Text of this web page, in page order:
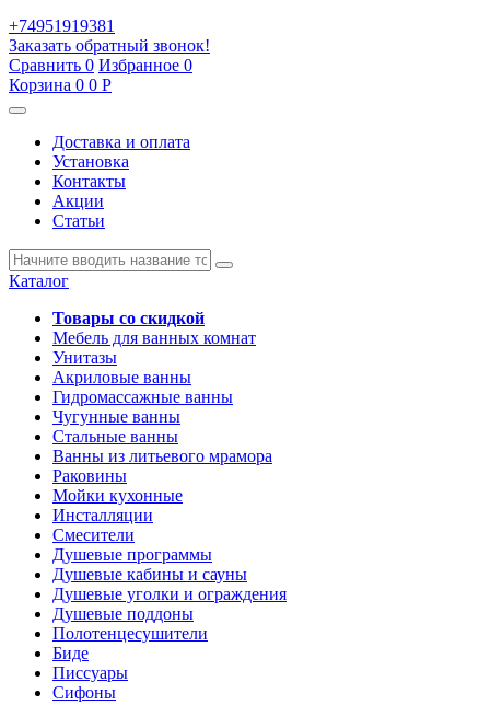
+74951919381
Заказать обратный звонок!
Сравнить 0 Избранное 0
Корзина 0 0 Р
Доставка и оплата
Установка
Контакты
Акции
Статьи
Каталог
Товары со скидкой
Мебель для ванных комнат
Унитазы
Акриловые ванны
Гидромассажные ванны
Чугунные ванны
Стальные ванны
Ванны из литьевого мрамора
Раковины
Мойки кухонные
Инсталляции
Смесители
Душевые программы
Душевые кабины и сауны
Душевые уголки и ограждения
Душевые поддоны
Полотенцесушители
Биде
Писсуары
Сифоны